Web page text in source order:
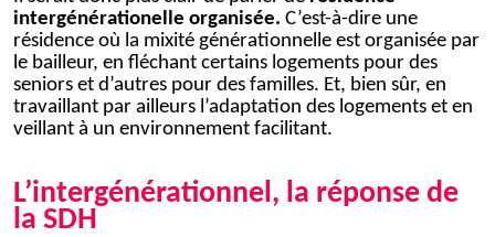
intergénérationelle organisée. C’est-à-dire une
résidence où la mixité générationnelle est organisée par
le bailleur, en fléchant certains logements pour des
seniors et d’autres pour des familles. Et, bien sûr, en
travaillant par ailleurs l’adaptation des logements et en
veillant à un environnement facilitant.
L’intergénérationnel, la réponse de
la SDH